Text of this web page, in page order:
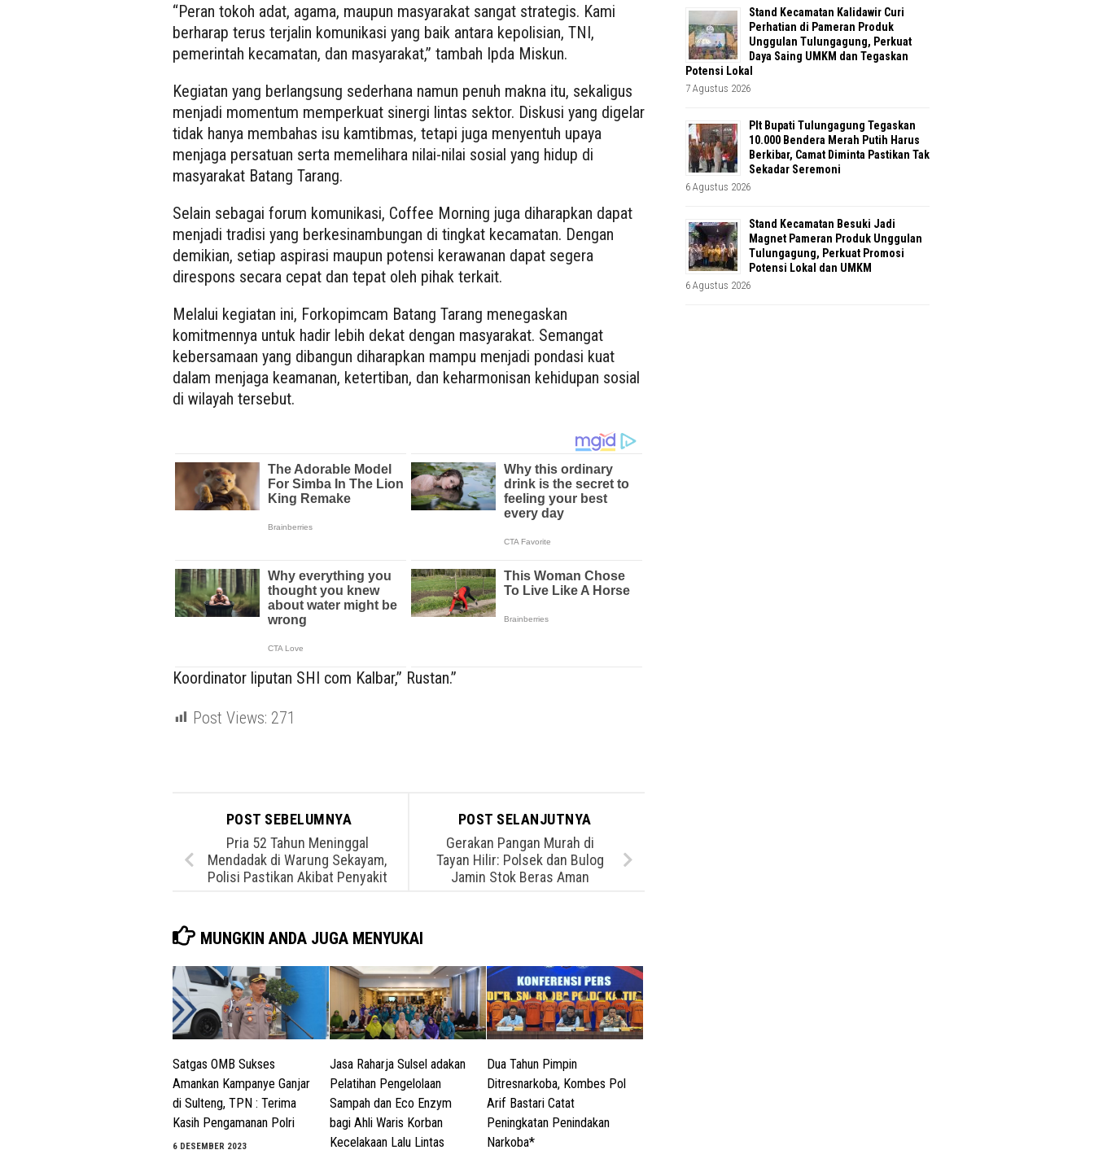
“Peran tokoh adat, agama, maupun masyarakat sangat strategis. Kami
berharap terus terjalin komunikasi yang baik antara kepolisian, TNI,
pemerintah kecamatan, dan masyarakat,” tambah Ipda Miskun.
Kegiatan yang berlangsung sederhana namun penuh makna itu, sekaligus
menjadi momentum memperkuat sinergi lintas sektor. Diskusi yang digelar
tidak hanya membahas isu kamtibmas, tetapi juga menyentuh upaya
menjaga persatuan serta memelihara nilai-nilai sosial yang hidup di
masyarakat Batang Tarang.
Selain sebagai forum komunikasi, Coffee Morning juga diharapkan dapat
menjadi tradisi yang berkesinambungan di tingkat kecamatan. Dengan
demikian, setiap aspirasi maupun potensi kerawanan dapat segera
direspons secara cepat dan tepat oleh pihak terkait.
Melalui kegiatan ini, Forkopimcam Batang Tarang menegaskan
komitmennya untuk hadir lebih dekat dengan masyarakat. Semangat
kebersamaan yang dibangun diharapkan mampu menjadi pondasi kuat
dalam menjaga keamanan, ketertiban, dan keharmonisan kehidupan sosial
di wilayah tersebut.
Koordinator liputan SHI com Kalbar,” Rustan.”
Post Views: 271
POST SELANJUTNYA
Gerakan Pangan Murah di
Tayan Hilir: Polsek dan Bulog
Jamin Stok Beras Aman
POST SEBELUMNYA
Pria 52 Tahun Meninggal
Mendadak di Warung Sekayam,
Polisi Pastikan Akibat Penyakit
MUNGKIN ANDA JUGA MENYUKAI
Satgas OMB Sukses
Amankan Kampanye Ganjar
di Sulteng, TPN : Terima
Kasih Pengamanan Polri
6 DESEMBER 2023
Jasa Raharja Sulsel adakan
Pelatihan Pengelolaan
Sampah dan Eco Enzym
bagi Ahli Waris Korban
Kecelakaan Lalu Lintas
Dua Tahun Pimpin
Ditresnarkoba, Kombes Pol
Arif Bastari Catat
Peningkatan Penindakan
Narkoba*
Stand Kecamatan Kalidawir Curi
Perhatian di Pameran Produk
Unggulan Tulungagung, Perkuat
Daya Saing UMKM dan Tegaskan
Potensi Lokal
7 Agustus 2026
Plt Bupati Tulungagung Tegaskan
10.000 Bendera Merah Putih Harus
Berkibar, Camat Diminta Pastikan Tak
Sekadar Seremoni
6 Agustus 2026
Stand Kecamatan Besuki Jadi
Magnet Pameran Produk Unggulan
Tulungagung, Perkuat Promosi
Potensi Lokal dan UMKM
6 Agustus 2026